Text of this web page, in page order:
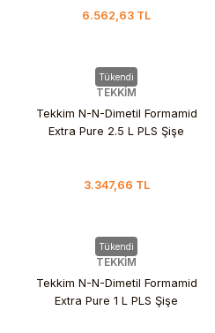
6.562,63 TL
Tükendi
TEKKİM
Tekkim N-N-Dimetil Formamid
Extra Pure 2.5 L PLS Şişe
3.347,66 TL
Tükendi
TEKKİM
Tekkim N-N-Dimetil Formamid
Extra Pure 1 L PLS Şişe